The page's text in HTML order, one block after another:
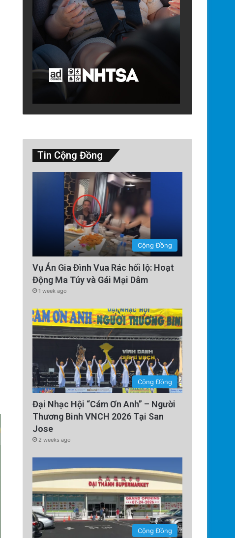
Tin Cộng Đồng
Cộng Đồng
Vụ Án Gia Đình Vua Rác hối lộ: Hoạt
Động Ma Túy và Gái Mại Dâm
1 week ago
Cộng Đồng
Đại Nhạc Hội “Cám Ơn Anh” – Người
Thương Binh VNCH 2026 Tại San
Jose
2 weeks ago
Cộng Đồng